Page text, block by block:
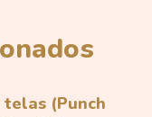
telas (Punch